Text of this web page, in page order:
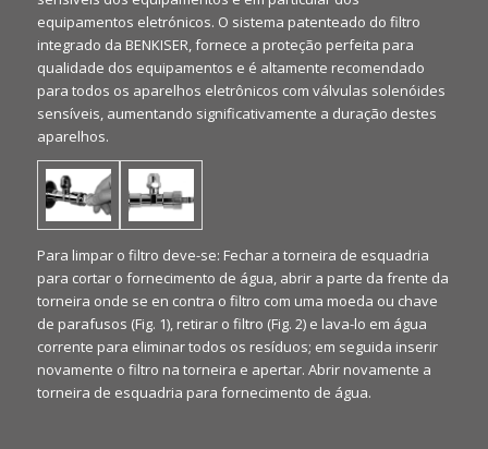
equipamentos eletrónicos. O sistema patenteado do filtro
integrado da BENKISER, fornece a proteção perfeita para
qualidade dos equipamentos e é altamente recomendado
para todos os aparelhos eletrônicos com válvulas solenóides
sensíveis, aumentando significativamente a duração destes
aparelhos.
Para limpar o filtro deve-se: Fechar a torneira de esquadria
para cortar o fornecimento de água, abrir a parte da frente da
torneira onde se en contra o filtro com uma moeda ou chave
de parafusos (Fig. 1), retirar o filtro (Fig. 2) e lava-lo em água
corrente para eliminar todos os resíduos; em seguida inserir
novamente o filtro na torneira e apertar. Abrir novamente a
torneira de esquadria para fornecimento de água.